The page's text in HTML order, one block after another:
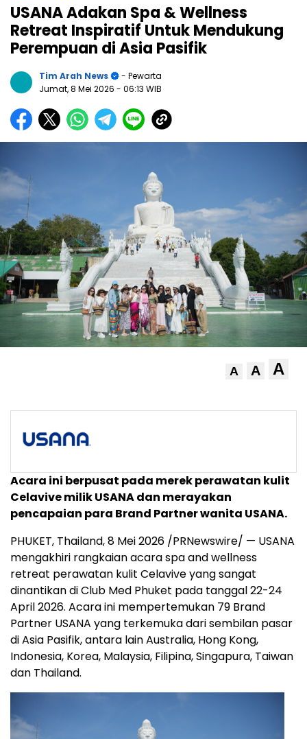
USANA Adakan Spa & Wellness
Retreat Inspiratif Untuk Mendukung
Perempuan di Asia Pasifik
Tim Arah News
- Pewarta
Jumat, 8 Mei 2026 - 06:13 WIB
A A A
Acara ini berpusat pada merek perawatan kulit
Celavive milik USANA dan merayakan
pencapaian para Brand Partner wanita USANA.
PHUKET, Thailand,8 Mei 2026 /PRNewswire/ — USANA
mengakhiri rangkaian acara spa and wellness
retreat perawatan kulit Celavive yang sangat
dinantikan di Club Med Phuket pada tanggal 22-24
April 2026. Acara ini mempertemukan 79 Brand
Partner USANA yang terkemuka dari sembilan pasar
di Asia Pasifik, antara lain Australia, Hong Kong,
Indonesia, Korea, Malaysia, Filipina, Singapura, Taiwan
dan Thailand.